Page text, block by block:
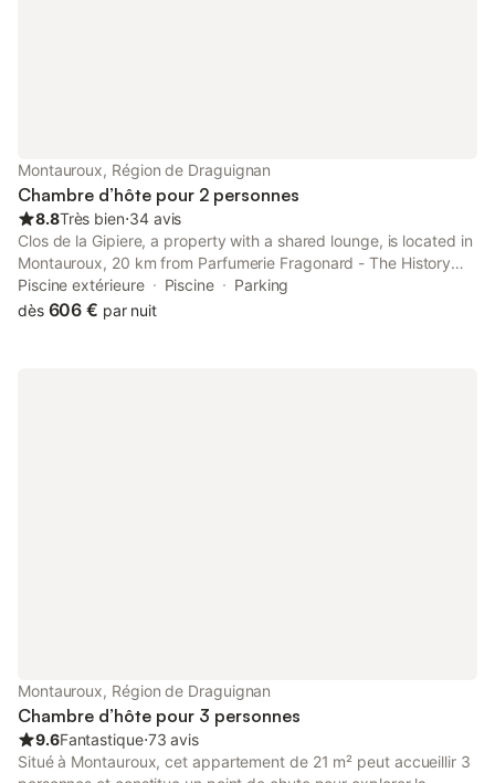
Montauroux, Région de Draguignan
Chambre d’hôte pour 2 personnes
8.8Très bien⋅34 avis
Clos de la Gipiere, a property with a shared lounge, is located in
Montauroux, 20 km from Parfumerie Fragonard - The History
Factory Grasse, 20 km from Musee International de la
Parfumerie, as well as 35 km from Saint-Raphaël Valescure Train
Piscine extérieure Piscine
Parking
dès 606 € par nuit
Montauroux, Région de Draguignan
Chambre d’hôte pour 3 personnes
9.6Fantastique⋅73 avis
Situé à Montauroux, cet appartement de 21 m² peut accueillir 3